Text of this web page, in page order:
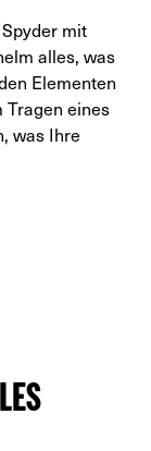
mit
alles, was
Elementen
Tragen eines
was Ihre